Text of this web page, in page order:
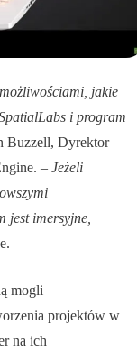
jakie
i program
Buzzell, Dyrektor
– Jeżeli
jest imersyjne,
mogli
projektów w
na ich